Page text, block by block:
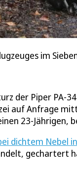
im
der Piper PA-
auf Anfrage
23-Jährigen,
dichtem Nebel
gechartert